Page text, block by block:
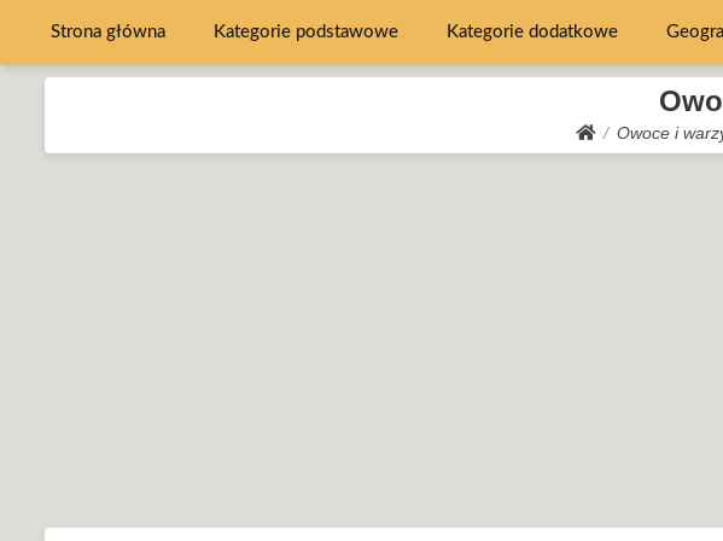
Strona główna Kategorie podstawowe Kategorie dodatkowe
Owoce i